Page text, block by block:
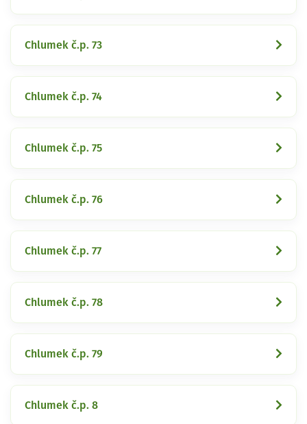
Chlumek č.p. 73
Chlumek č.p. 74
Chlumek č.p. 75
Chlumek č.p. 76
Chlumek č.p. 77
Chlumek č.p. 78
Chlumek č.p. 79
Chlumek č.p. 8